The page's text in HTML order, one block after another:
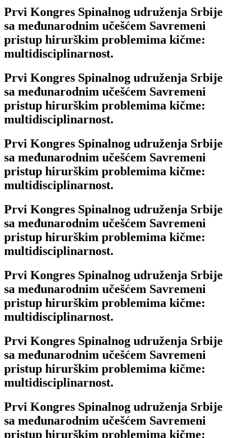
Prvi Kongres Spinalnog udruženja Srbije
sa međunarodnim učešćem Savremeni
pristup hirurškim problemima kičme:
multidisciplinarnost.
Prvi Kongres Spinalnog udruženja Srbije
sa međunarodnim učešćem Savremeni
pristup hirurškim problemima kičme:
multidisciplinarnost.
Prvi Kongres Spinalnog udruženja Srbije
sa međunarodnim učešćem Savremeni
pristup hirurškim problemima kičme:
multidisciplinarnost.
Prvi Kongres Spinalnog udruženja Srbije
sa međunarodnim učešćem Savremeni
pristup hirurškim problemima kičme:
multidisciplinarnost.
Prvi Kongres Spinalnog udruženja Srbije
sa međunarodnim učešćem Savremeni
pristup hirurškim problemima kičme:
multidisciplinarnost.
Prvi Kongres Spinalnog udruženja Srbije
sa međunarodnim učešćem Savremeni
pristup hirurškim problemima kičme:
multidisciplinarnost.
Prvi Kongres Spinalnog udruženja Srbije
sa međunarodnim učešćem Savremeni
pristup hirurškim problemima kičme: